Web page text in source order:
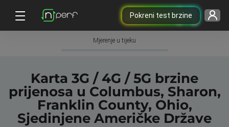
Pokreni test brzine
Mjerenje u tijeku
Karta 3G / 4G / 5G brzine
prijenosa u Columbus, Sharon,
Franklin County, Ohio,
Sjedinjene Američke Države